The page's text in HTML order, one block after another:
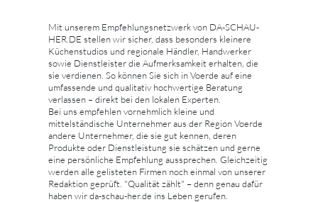
Mit unserem Empfehlungsnetzwerk von DA-SCHAU-
HER.DE stellen wir sicher, dass besonders kleinere
Küchenstudios und regionale Händler, Handwerker
sowie Dienstleister die Aufmerksamkeit erhalten, die
sie verdienen. So können Sie sich in Voerde auf eine
umfassende und qualitativ hochwertige Beratung
verlassen – direkt bei den lokalen Experten.
Bei uns empfehlen vornehmlich kleine und
mittelständische Unternehmer aus der Region Voerde
andere Unternehmer, die sie gut kennen, deren
Produkte oder Dienstleistung sie schätzen und gerne
eine persönliche Empfehlung aussprechen. Gleichzeitig
werden alle gelisteten Firmen noch einmal von unserer
Redaktion geprüft. "Qualität zählt" – denn genau dafür
haben wir da-schau-her.de ins Leben gerufen.